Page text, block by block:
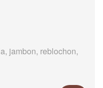
jambon, reblochon,